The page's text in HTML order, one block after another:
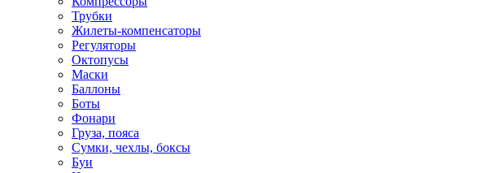
Трубки
Жилеты-компенсаторы
Регуляторы
Октопусы
Маски
Баллоны
Боты
Фонари
Груза, пояса
Сумки, чехлы, боксы
Буи